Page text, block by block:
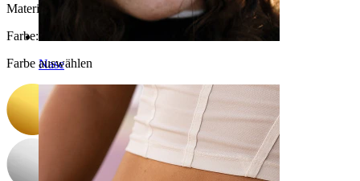
Nase
Material:
Chirurgenstahl
Farbe:
Farbe auswählen